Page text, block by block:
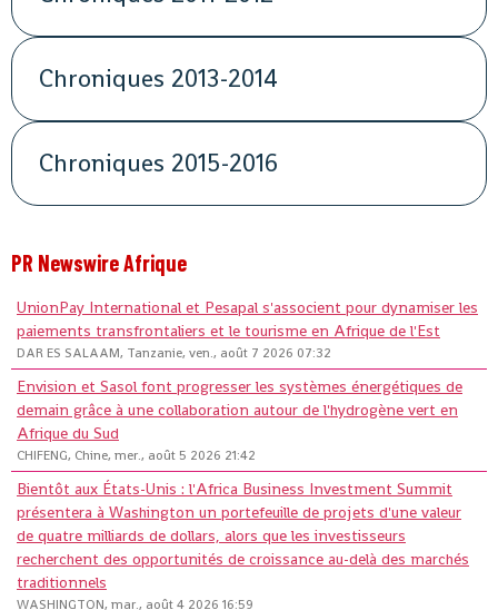
Chroniques 2013-2014
Chroniques 2015-2016
PR Newswire Afrique
UnionPay International et Pesapal s'associent pour dynamiser les
paiements transfrontaliers et le tourisme en Afrique de l'Est
DAR ES SALAAM, Tanzanie, ven., août 7 2026 07:32
Envision et Sasol font progresser les systèmes énergétiques de
demain grâce à une collaboration autour de l'hydrogène vert en
Afrique du Sud
CHIFENG, Chine, mer., août 5 2026 21:42
Bientôt aux États-Unis : l'Africa Business Investment Summit
présentera à Washington un portefeuille de projets d'une valeur
de quatre milliards de dollars, alors que les investisseurs
recherchent des opportunités de croissance au-delà des marchés
traditionnels
WASHINGTON, mar., août 4 2026 16:59